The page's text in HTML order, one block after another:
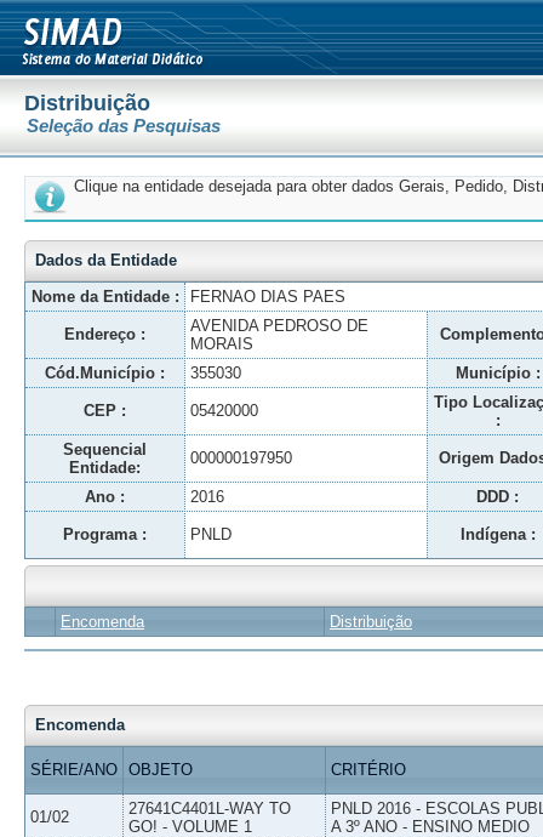
Distribuição
Seleção das Pesquisas
Clique na entidade desejada para obter dados Gerais, Pedido,
Dados da Entidade
Nome da Entidade :
FERNAO DIAS PAES
Endereço :
AVENIDA PEDROSO DE
MORAIS
Cód.Município : 355030 Município :
CEP : 05420000
Tipo
:
Sequencial
Entidade:
000000197950 Origem
Ano : 2016 DDD :
Programa : PNLD Indígena :
Encomenda Distribuição
Encomenda
SÉRIE/ANO OBJETO CRITÉRIO
01/02
27641C4401L-WAY TO
GO! - VOLUME 1
PNLD 2016 - ESCOLAS
A 3º ANO - ENSINO MEDIO